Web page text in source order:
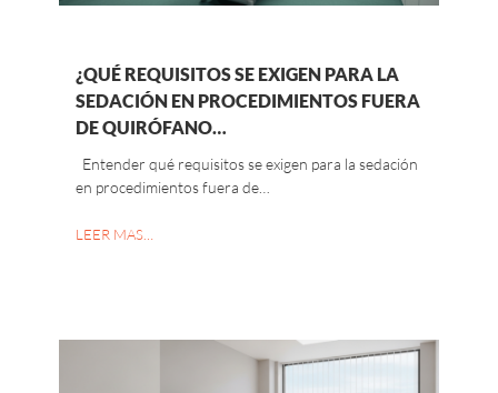
¿QUÉ REQUISITOS SE EXIGEN PARA LA
SEDACIÓN EN PROCEDIMIENTOS FUERA
DE QUIRÓFANO…
Entender qué requisitos se exigen para la sedación
en procedimientos fuera de…
LEER MAS…